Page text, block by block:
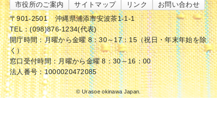
市役所のご案内 サイトマップ リンク
お問い合わせ
〒901-2501
沖縄県浦添市安波茶1-1-1
TEL：(098)876-1234(代表)
開庁時間：月曜から金曜 8：30～17：15（祝日・年末年始を除
く）
窓口受付時間：月曜から金曜 8：30～16：00
法人番号：1000020472085
© Urasoe okinawa Japan.